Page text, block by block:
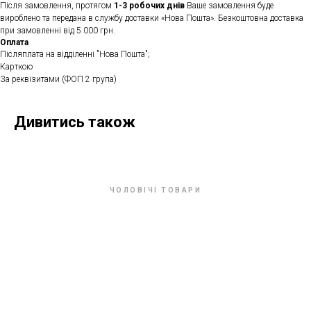
Після замовлення, протягом 1-3 робочих днів Ваше замовлення буде
вироблено та передана в службу доставки «Нова Пошта». Безкоштовна доставка
при замовленні від 5 000 грн.
Оплата
Післяплата на відділенні "Нова Пошта";
Карткою
За реквізитами (ФОП 2 група)
Дивитись також
ЧОЛОВІЧІ ТОВАРИ